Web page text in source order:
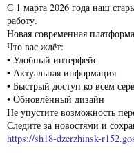
С 1 марта 2026 года наш
работу.
Новая современная
Что вас ждёт:
• Удобный интерфейс
• Актуальная информация
• Быстрый доступ ко всем
• Обновлённый дизайн
Не упустите возможность
Следите за новостями и
https://sh18-dzerzhinsk-